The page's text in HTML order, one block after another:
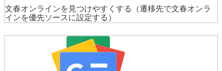
文春オンラインを見つけやすくする
（遷移先で文春オンラ
インを優先ソースに設定する）